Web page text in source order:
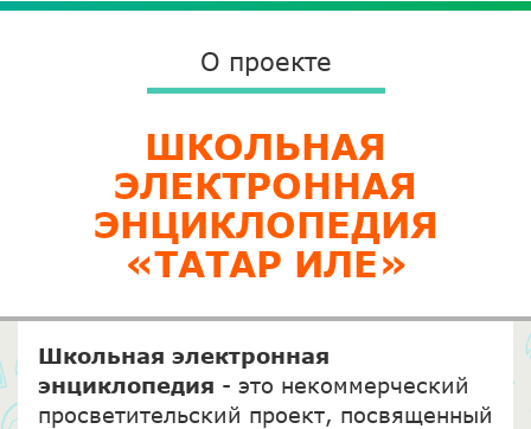
О проекте
ШКОЛЬНАЯ
ЭЛЕКТРОННАЯ
ЭНЦИКЛОПЕДИЯ
«ТАТАР ИЛЕ»
Школьная электронная
энциклопедия - это некоммерческий
просветительский проект, посвященный